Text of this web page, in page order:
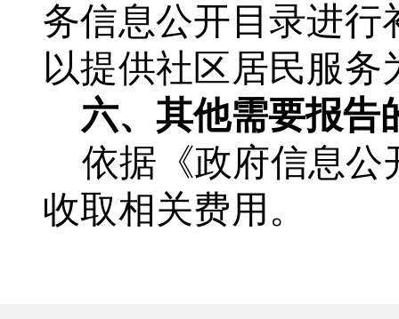
务信息公开目录进行
以提供社区居民服
六、其他需要报告
依据《政府信息公
收取相关费用。